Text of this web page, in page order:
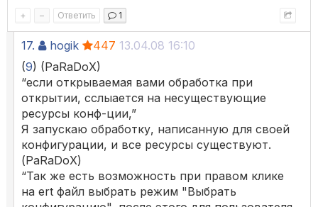
+ – Ответить 1
17. hogik 447 13.04.08 16:10
(9) (PaRaDoX)
“если открываемая вами обработка при
открытии, сслыается на несуществующие
ресурсы конф-ции,”
Я запускаю обработку, написанную для своей
конфигурации, и все ресурсы существуют.
(PaRaDoX)
“Так же есть возможность при правом клике
на ert файл выбрать режим "Выбрать